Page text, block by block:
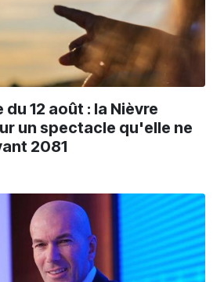
12 août : la Nièvre
un spectacle qu'elle ne
2081